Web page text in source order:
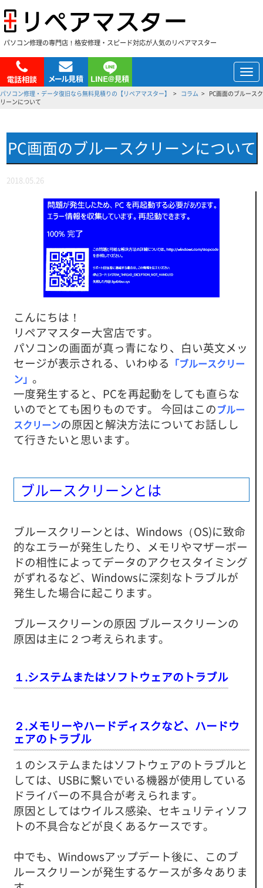
パソコン修理の専門店！格安修理・スピード対応が人気のリペアマスター
メ
ニ
ュ
パソコン修理・データ復旧なら無料見積りの【リペアマスター】 コラム
PC画面のブルースク
リーンについて
PC画面のブルースクリーンについて
2018.05.26
こんにちは！
リペアマスター大宮店です。
パソコンの画面が真っ青になり、白い英文メッ
セージが表示される、いわゆる 「ブルースクリー
ン」。
一度発生すると、PCを再起動をしても直らな
いのでとても困りものです。 今回はこのブルー
スクリーンの原因と解決方法についてお話しし
て行きたいと思います。
ブルースクリーンとは
ブルースクリーンとは、Windows（OS)に致命
的なエラーが発生したり、メモリやマザーボー
ドの相性によってデータのアクセスタイミング
がずれるなど、Windowsに深刻なトラブルが
発生した場合に起こります。
ブルースクリーンの原因 ブルースクリーンの
原因は主に２つ考えられます。
１.システムまたはソフトウェアのトラブル
２.メモリーやハードディスクなど、ハードウ
ェアのトラブル
１のシステムまたはソフトウェアのトラブルと
しては、USBに繋いでいる機器が使用している
ドライバーの不具合が考えられます。
原因としてはウイルス感染、セキュリティソフ
トの不具合などが良くあるケースです。
中でも、Windowsアップデート後に、このブ
ルースクリーンが発生するケースが多々ありま